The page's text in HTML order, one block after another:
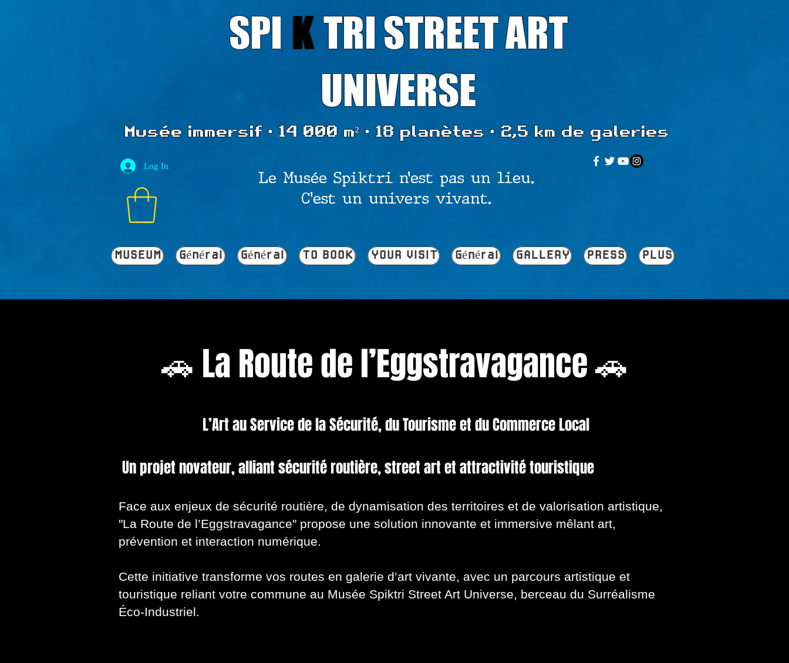
SPI KTRI STREET ART
UNIVERSE
Musée immersif • 14 000 m² • 18 planètes • 2,5 km de galeries
Log In
Le Musée Spiktri n’est pas un lieu.
C’est un univers vivant.
MUSEUM Général Général TO BOOK YOUR VISIT Général GALLERY PRESS PLUS
🚗 La Route de l’Eggstravagance 🚗
L’Art au Service de la Sécurité, du Tourisme et du Commerce Local
Un projet novateur, alliant sécurité routière, street art et attractivité touristique
Face aux enjeux de sécurité routière, de dynamisation des territoires et de valorisation artistique,
"La Route de l’Eggstravagance" propose une solution innovante et immersive mêlant art,
prévention et interaction numérique.
Cette initiative transforme vos routes en galerie d’art vivante, avec un parcours artistique et
touristique reliant votre commune au Musée Spiktri Street Art Universe, berceau du Surréalisme
Éco-Industriel.